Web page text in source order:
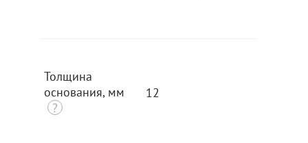
Толщина
основания, мм
12